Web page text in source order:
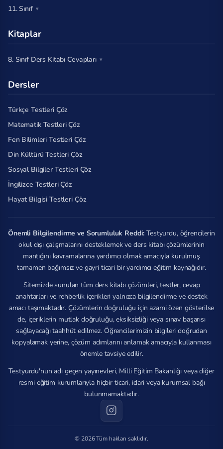
11. Sınıf
Kitaplar
8. Sınıf Ders Kitabı Cevapları
Dersler
Türkçe Testleri Çöz
Matematik Testleri Çöz
Fen Bilimleri Testleri Çöz
Din Kültürü Testleri Çöz
Sosyal Bilgiler Testleri Çöz
İngilizce Testleri Çöz
Hayat Bilgisi Testleri Çöz
Önemli Bilgilendirme ve Sorumluluk Reddi: Testyurdu, öğrencilerin
okul dışı çalışmalarını desteklemek ve ders kitabı çözümlerinin
mantığını kavramalarına yardımcı olmak amacıyla kurulmuş
tamamen bağımsız ve gayri ticari bir yardımcı eğitim kaynağıdır.
Sitemizde sunulan tüm ders kitabı çözümleri, testler, cevap
anahtarları ve rehberlik içerikleri yalnızca bilgilendirme ve destek
amacı taşımaktadır. Çözümlerin doğruluğu için azami özen gösterilse
de, içeriklerin mutlak doğruluğu, eksiksizliği veya sınav başarısı
sağlayacağı taahhüt edilmez. Öğrencilerimizin bilgileri doğrudan
kopyalamak yerine, çözüm adımlarını anlamak amacıyla kullanması
önemle tavsiye edilir.
Testyurdu'nun adı geçen yayınevleri, Milli Eğitim Bakanlığı veya diğer
resmi eğitim kurumlarıyla hiçbir ticari, idari veya kurumsal bağı
bulunmamaktadır.
© 2026 Tüm hakları saklıdır.